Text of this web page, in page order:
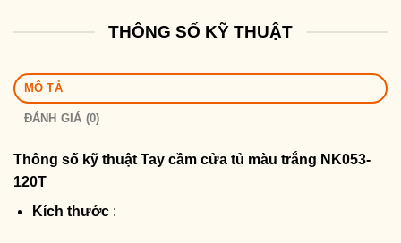
THÔNG SỐ KỸ THUẬT
MÔ TẢ
ĐÁNH GIÁ (0)
Thông số kỹ thuật Tay cầm cửa tủ màu trắng NK053-
120T
Kích thước: